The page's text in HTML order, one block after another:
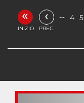
«
INIZIO
‹
PREC.
… 4 5